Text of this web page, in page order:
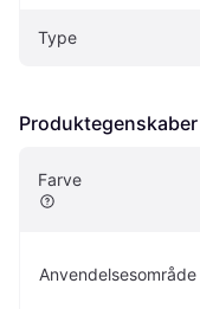
Type
Produktegenskaber
Farve
Anvendelsesområde